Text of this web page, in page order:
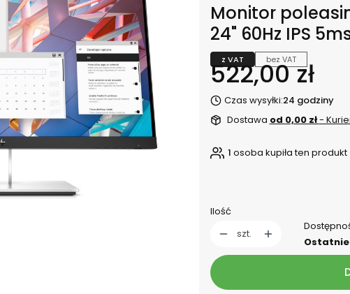
Monitor
24" 60Hz IPS
z VAT bez VAT
Cena
522,00 zł
Czas wysyłki:24 godziny
Dostawa od 0,00 zł-
1 osoba kupiła ten produkt
Ilość
szt.